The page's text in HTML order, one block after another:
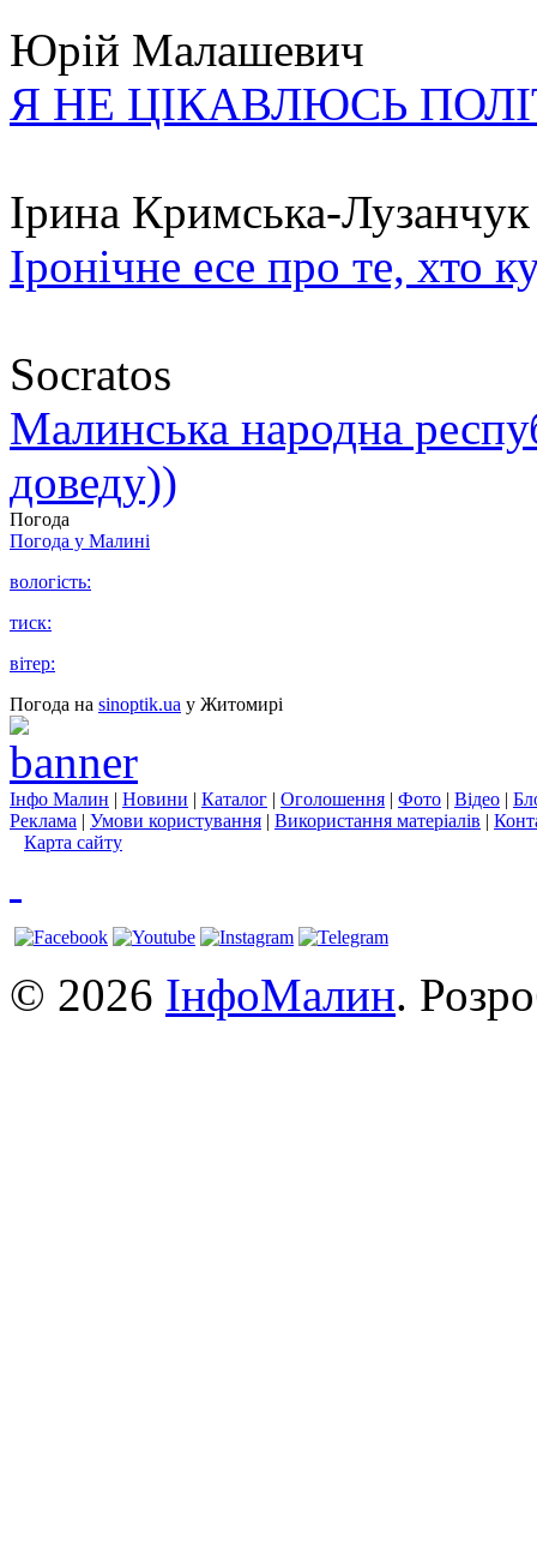
Юрій Малашевич
Я НЕ ЦІКАВЛЮСЬ
Ірина Кримська-Лузанчук
Іронічне есе про те, хто
Socratos
Малинська народна
доведу))
Погода
Погода у Малині
вологість:
тиск:
вітер:
Погода на sinoptik.ua у Житомирі
Інфо Малин | Новини | Каталог | Оголошення | Фото | Відео |
Реклама | Умови користування | Використання матеріалів |
Карта сайту
© 2026 ІнфоМалин.